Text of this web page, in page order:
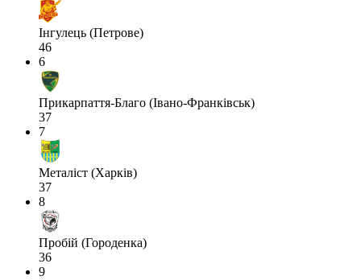
Інгулець (Петрове)
46
6
Прикарпаття-Благо (Івано-Франківськ)
37
7
Металіст (Харків)
37
8
Пробій (Городенка)
36
9